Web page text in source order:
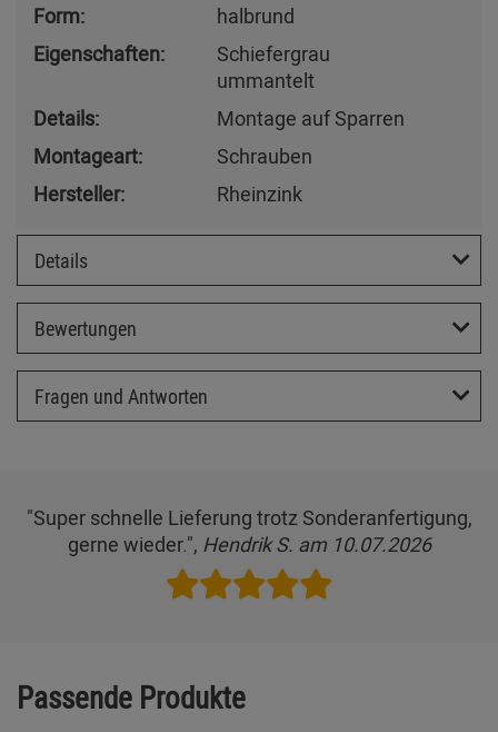
Form:
halbrund
Eigenschaften:
Schiefergrau
ummantelt
Details:
Montage auf Sparren
Montageart:
Schrauben
Hersteller:
Rheinzink
Details
Bewertungen
Fragen und Antworten
"Super schnelle Lieferung trotz Sonderanfertigung,
gerne wieder.", Hendrik S. am 10.07.2026
Passende Produkte